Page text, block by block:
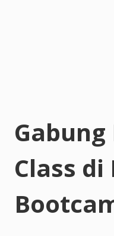
Gabung
Class di